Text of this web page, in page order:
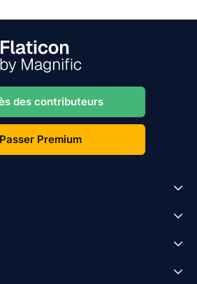
des contributeurs
Passer Premium